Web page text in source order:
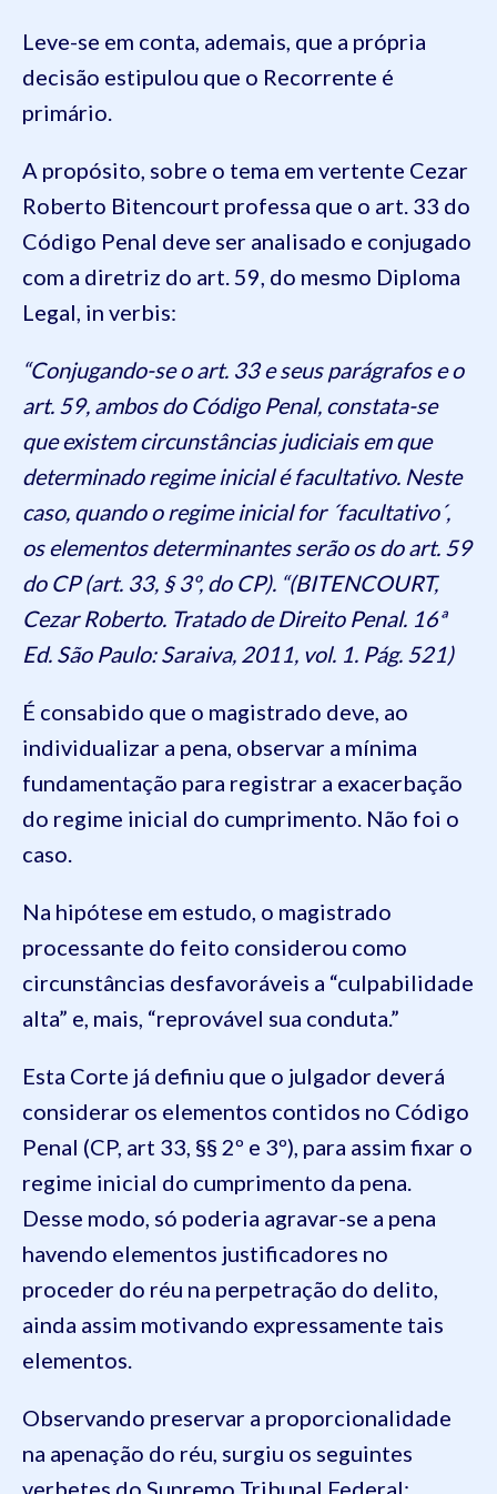
Leve-se em conta, ademais, que a própria
decisão estipulou que o Recorrente é
primário.
A propósito, sobre o tema em vertente Cezar
Roberto Bitencourt professa que o art. 33 do
Código Penal deve ser analisado e conjugado
com a diretriz do art. 59, do mesmo Diploma
Legal, in verbis:
“Conjugando-se o art. 33 e seus parágrafos e o
art. 59, ambos do Código Penal, constata-se
que existem circunstâncias judiciais em que
determinado regime inicial é facultativo. Neste
caso, quando o regime inicial for ´facultativo´,
os elementos determinantes serão os do art. 59
do CP (art. 33, § 3º, do CP). “(BITENCOURT,
Cezar Roberto. Tratado de Direito Penal. 16ª
Ed. São Paulo: Saraiva, 2011, vol. 1. Pág. 521)
É consabido que o magistrado deve, ao
individualizar a pena, observar a mínima
fundamentação para registrar a exacerbação
do regime inicial do cumprimento. Não foi o
caso.
Na hipótese em estudo, o magistrado
processante do feito considerou como
circunstâncias desfavoráveis a “culpabilidade
alta” e, mais, “reprovável sua conduta.”
Esta Corte já definiu que o julgador deverá
considerar os elementos contidos no Código
Penal (CP, art 33, §§ 2º e 3º), para assim fixar o
regime inicial do cumprimento da pena.
Desse modo, só poderia agravar-se a pena
havendo elementos justificadores no
proceder do réu na perpetração do delito,
ainda assim motivando expressamente tais
elementos.
Observando preservar a proporcionalidade
na apenação do réu, surgiu os seguintes
verbetes do Supremo Tribunal Federal: